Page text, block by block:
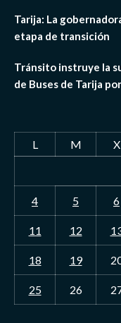
Tarija: La
etapa de transición
Tránsito instruye la
de Buses de Tarija
L
M X
4 5 6
11 12
18 19
25 26